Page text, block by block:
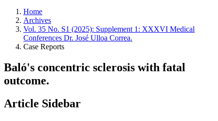
Home
Archives
Vol. 35 No. S1 (2025): Supplement 1: XXXVI Medical
Conferences Dr. José Ulloa Correa.
Case Reports
Baló's concentric sclerosis with fatal
outcome.
Article Sidebar